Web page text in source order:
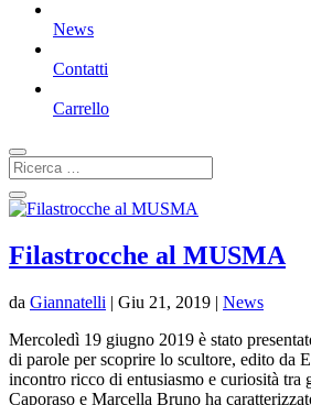
News
Contatti
Carrello
Filastrocche al MUSMA
da Giannatelli | Giu 21, 2019 | News
Mercoledì 19 giugno 2019 è stato
di parole per scoprire lo scultore, edito da
incontro ricco di entusiasmo e curiosità tra
Caporaso e Marcella Bruno ha